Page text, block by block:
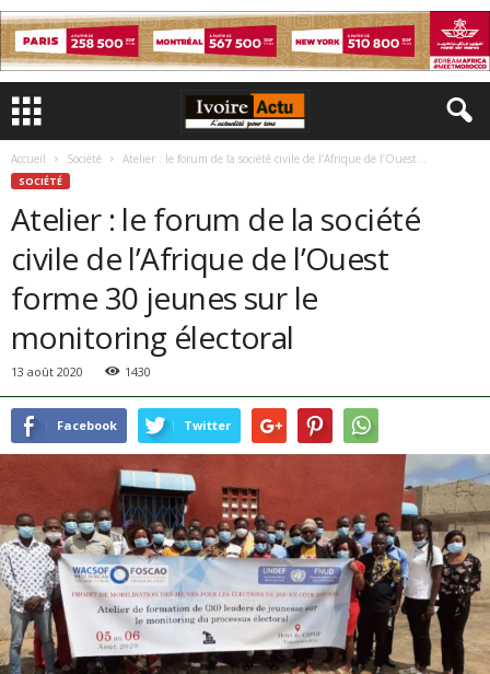
Accueil Société Atelier : le forum de la société civile de l’Afrique de l’Ouest...
SOCIÉTÉ
Atelier : le forum de la société
civile de l’Afrique de l’Ouest
forme 30 jeunes sur le
monitoring électoral
13 août 2020 1430
Facebook Twitter